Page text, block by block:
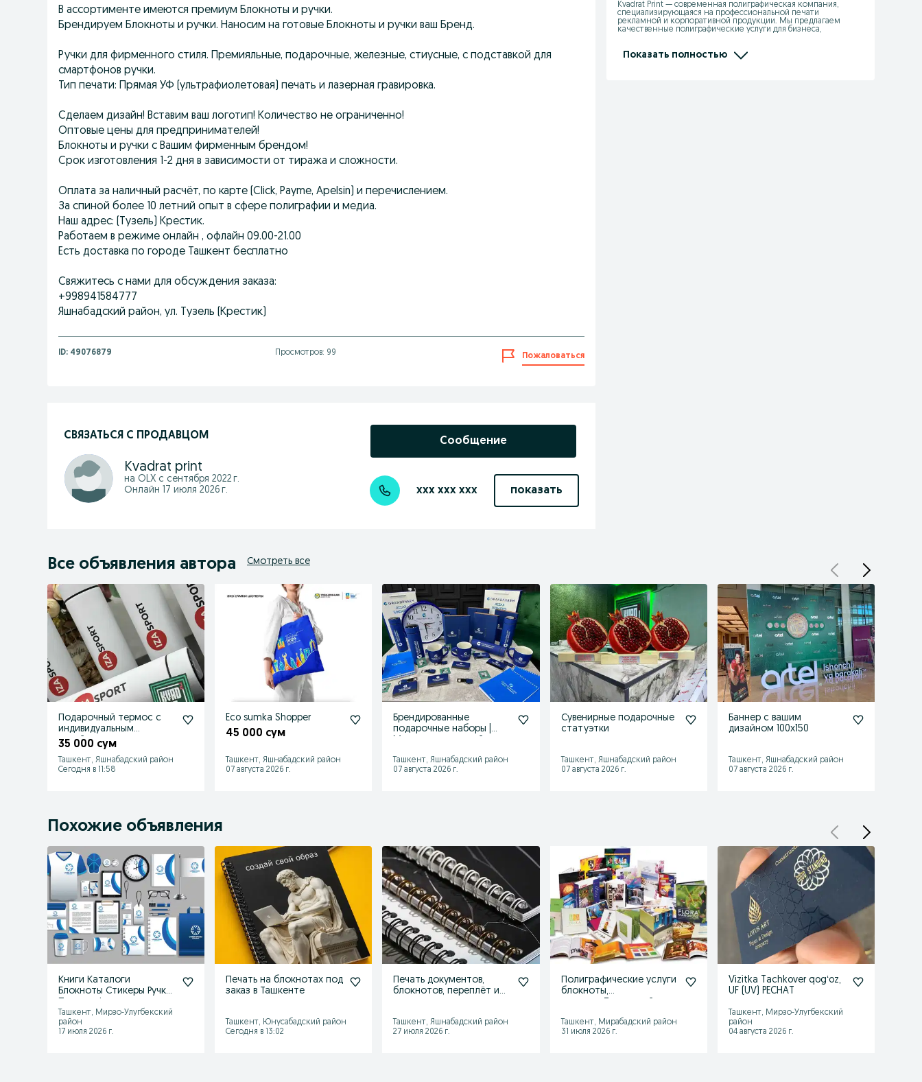
В ассортименте имеются премиум Блокноты и ручки.
Брендируем Блокноты и ручки. Наносим на готовые Блокноты и ручки ваш Бренд.
Ручки для фирменного стиля. Премияльные, подарочные, железные, стиусные, с подставкой для
смартфонов ручки.
Тип печати: Прямая УФ (ультрафиолетовая) печать и лазерная гравировка.
Сделаем дизайн! Вставим ваш логотип! Количество не ограниченно!
Оптовые цены для предпринимателей!
Блокноты и ручки с Вашим фирменным брендом!
Срок изготовления 1-2 дня в зависимости от тиража и сложности.
Оплата за наличный расчёт, по карте (Click, Payme, Apelsin) и перечислением.
За спиной более 10 летний опыт в сфере полиграфии и медиа.
Наш адрес: (Тузель) Крестик.
Работаем в режиме онлайн , офлайн 09.00-21.00
Есть доставка по городе Ташкент бесплатно
Свяжитесь с нами для обсуждения заказа:
+998941584777
Яшнабадский район, ул. Тузель (Крестик)
ID: 49076879 Просмотров: 99 Пожаловаться
СВЯЗАТЬСЯ С ПРОДАВЦОМ
Kvadrat print
на OLX с сентября 2022 г.
Онлайн 17 июля 2026 г.
Сообщение
xxx xxx xxx показать
Kvadrat Print — современная полиграфическая компания,
специализирующаяся на профессиональной печати
рекламной и корпоративной продукции. Мы предлагаем
качественные полиграфические услуги для бизнеса,
Наша компания выполняет полный цикл работ: от разработки
дизайна до готовой печатной продукции. Используем
Показать полностью
Все объявления автора Смотреть все
Подарочный термос с
индивидуальным
дизайном
35 000 сум
Ташкент, Яшнабадский район
Сегодня в 11:58
Eco sumka Shopper
45 000 сум
Ташкент, Яшнабадский район
07 августа 2026 г.
Брендированные
подарочные наборы |
Ташкент, Яшнабадский район
07 августа 2026 г.
Сувенирные подарочные
статуэтки
Ташкент, Яшнабадский район
07 августа 2026 г.
Баннер с вашим
дизайном 100х150
Ташкент, Яшнабадский район
07 августа 2026 г.
Похожие объявления
Книги Каталоги
Блокноты Стикеры Ручки
Ташкент, Мирзо-Улугбекский
район
17 июля 2026 г.
Печать на блокнотах под
заказ в Ташкенте
Ташкент, Юнусабадский район
Сегодня в 13:02
Печать документов,
блокнотов, переплёт и
Ташкент, Яшнабадский район
27 июля 2026 г.
Полиграфические услуги
блокноты,
Ташкент, Мирабадский район
31 июля 2026 г.
Vizitka Tachkover qogʻoz,
UF (UV) PECHAT
Ташкент, Мирзо-Улугбекский
район
04 августа 2026 г.